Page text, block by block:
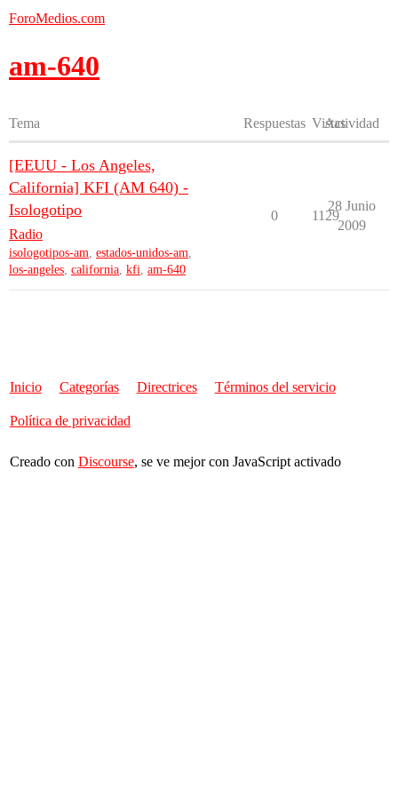
ForoMedios.com
am-640
Tema Respuestas Vistas
Actividad
[EEUU - Los Angeles,
California] KFI (AM 640) -
Isologotipo
Radio
isologotipos-am, estados-unidos-am,
los-angeles, california, kfi, am-640
0 1129
28 Junio
2009
Inicio Categorías Directrices Términos del servicio
Política de privacidad
Creado con Discourse, se ve mejor con JavaScript activado